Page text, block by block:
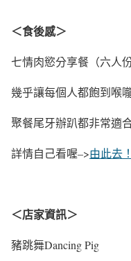
＜食後感＞
七情肉慾分享餐（六人
幾乎讓每個人都飽到喉
聚餐尾牙辦趴都非常適
詳情自己看喔–>由此去
＜店家資訊＞
豬跳舞Dancing Pig